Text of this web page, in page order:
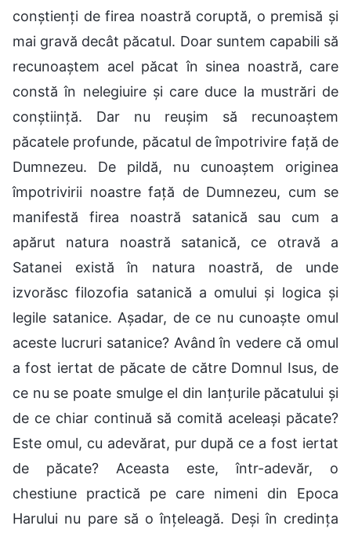
conștienți de firea noastră coruptă, o premisă și
mai gravă decât păcatul. Doar suntem capabili să
recunoaștem acel păcat în sinea noastră, care
constă în nelegiuire și care duce la mustrări de
conștiință. Dar nu reușim să recunoaștem
păcatele profunde, păcatul de împotrivire față de
Dumnezeu. De pildă, nu cunoaștem originea
împotrivirii noastre față de Dumnezeu, cum se
manifestă firea noastră satanică sau cum a
apărut natura noastră satanică, ce otravă a
Satanei există în natura noastră, de unde
izvorăsc filozofia satanică a omului și logica și
legile satanice. Așadar, de ce nu cunoaște omul
aceste lucruri satanice? Având în vedere că omul
a fost iertat de păcate de către Domnul Isus, de
ce nu se poate smulge el din lanțurile păcatului și
de ce chiar continuă să comită aceleași păcate?
Este omul, cu adevărat, pur după ce a fost iertat
de păcate? Aceasta este, într-adevăr, o
chestiune practică pe care nimeni din Epoca
Harului nu pare să o înțeleagă. Deși în credința